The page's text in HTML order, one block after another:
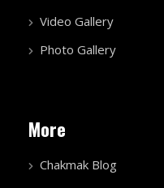
Video Gallery
Photo Gallery
More
Chakmak Blog